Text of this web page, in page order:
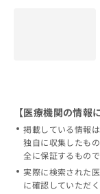
【医療機関の情報
掲載している情報
独自に収集したも
全に保証するもので
実際に検索された
に確認していただ